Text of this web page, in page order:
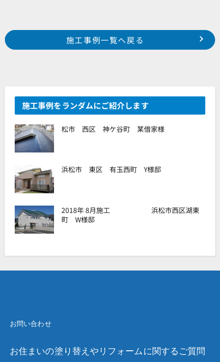
Prev 施工事例一覧へ戻る
施工事例をランダムにご紹介します
松市 西区 神ケ谷町 某借家様
浜松市 東区 有玉西町 Y様邸
2018年 8月施工 浜松市西区湖東
町 W様邸
お問い合わせ
お住まいの塗り替えやリフォームに関するご質問